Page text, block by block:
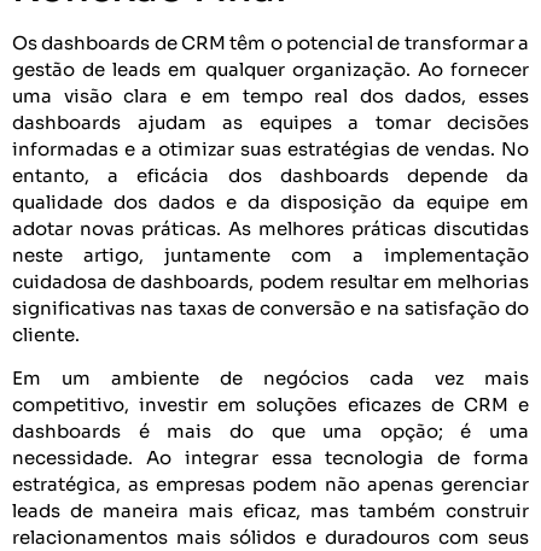
Os dashboards de CRM têm o potencial de transformar a
gestão de leads em qualquer organização. Ao fornecer
uma visão clara e em tempo real dos dados, esses
dashboards ajudam as equipes a tomar decisões
informadas e a otimizar suas estratégias de vendas. No
entanto, a eficácia dos dashboards depende da
qualidade dos dados e da disposição da equipe em
adotar novas práticas. As melhores práticas discutidas
neste artigo, juntamente com a implementação
cuidadosa de dashboards, podem resultar em melhorias
significativas nas taxas de conversão e na satisfação do
cliente.
Em um ambiente de negócios cada vez mais
competitivo, investir em soluções eficazes de CRM e
dashboards é mais do que uma opção; é uma
necessidade. Ao integrar essa tecnologia de forma
estratégica, as empresas podem não apenas gerenciar
leads de maneira mais eficaz, mas também construir
relacionamentos mais sólidos e duradouros com seus